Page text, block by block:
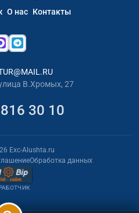
О нас Контакты
В.Хромых, 27
30 10
Exc-Alushta.ru
Обработка данных